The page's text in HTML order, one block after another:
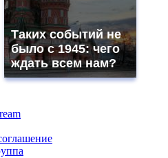
Таких событий не
было с 1945: чего
ждать всем нам?